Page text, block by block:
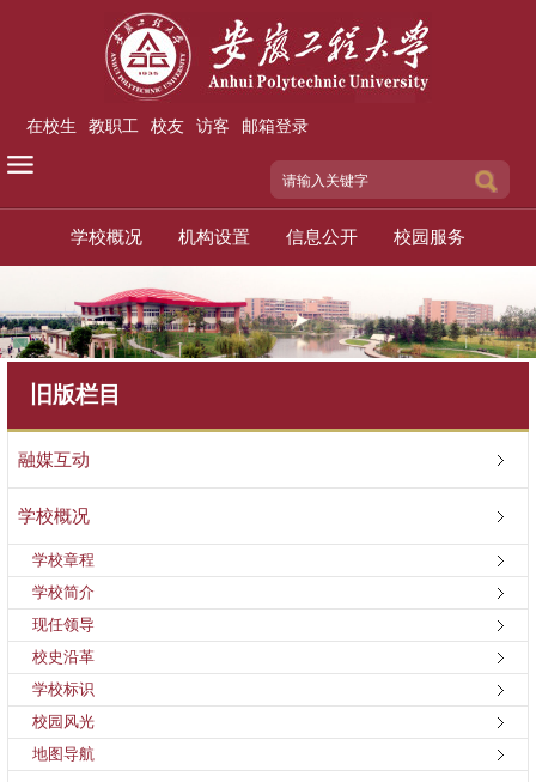
在校生 教职工 校友 访客 邮箱登录
学校概况 机构设置 信息公开 校园服务
旧版栏目
融媒互动
学校概况
学校章程
学校简介
现任领导
校史沿革
学校标识
校园风光
地图导航